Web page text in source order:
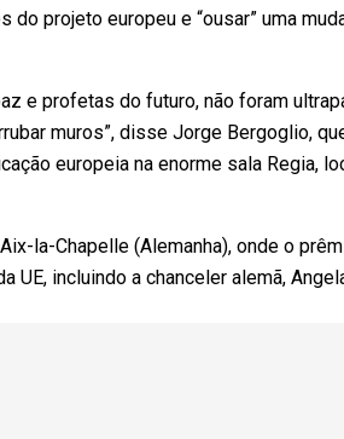
projeto europeu e “ousar” uma
e profetas do futuro, não foram
muros”, disse Jorge Bergoglio,
europeia na enorme sala Regia,
la-Chapelle (Alemanha), onde o
UE, incluindo a chanceler alemã,